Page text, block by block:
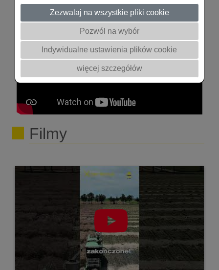
Zezwalaj na wszystkie pliki cookie
Pozwól na wybór
Indywidualne ustawienia plików cookie
więcej szczegółów
Rzepak 3 D hodowla-nauka-praktyka.
Filmy